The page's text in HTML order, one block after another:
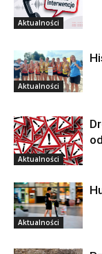
Aktualności
Aktualności
Aktualności
Aktualności